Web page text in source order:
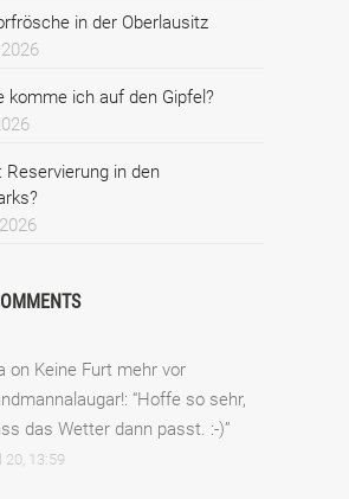
in der Oberlausitz
komme ich auf den Gipfel?
Reservierung in den
on Keine Furt mehr vor
: “Hoffe so sehr,
das Wetter dann passt. :-)”
20, 13:59